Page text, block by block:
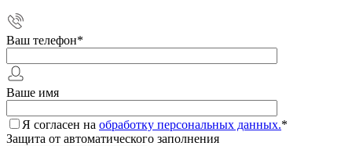
Ваш телефон*
Ваше имя
Я согласен на обработку персональных данных.*
Защита от автоматического заполнения